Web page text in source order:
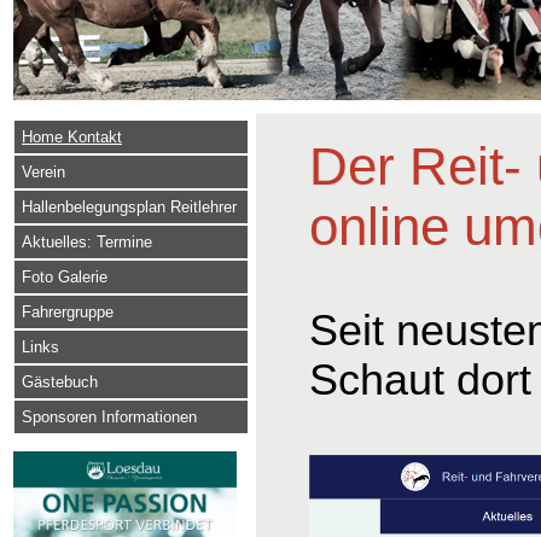
Home Kontakt
Verein
Hallenbelegungsplan Reitlehrer
Aktuelles: Termine
Foto Galerie
Fahrergruppe
Links
Gästebuch
Sponsoren Informationen
Der Reit-
online
Seit
Schaut